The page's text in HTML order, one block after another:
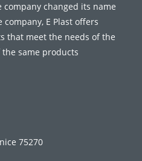
changed its name
company, E Plast offers
that meet the needs of the
same products
75270